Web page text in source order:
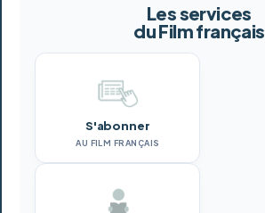
Les services
du Film français
S'abonner
AU FILM FRANÇAIS